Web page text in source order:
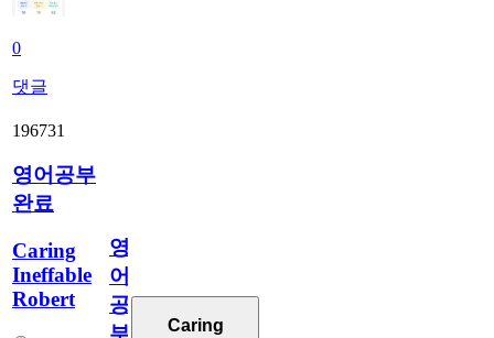
0
댓글
196731
영어공부
완료
Caring
Ineffable
Robert
영
어
공
Caring